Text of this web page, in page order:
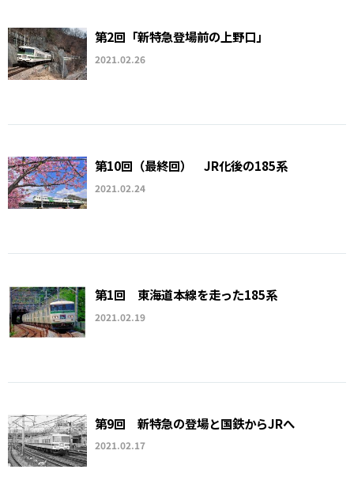
第2回「新特急登場前の上野口」
2021.02.26
第10回（最終回） JR化後の185系
2021.02.24
第1回 東海道本線を走った185系
2021.02.19
第9回 新特急の登場と国鉄からJRへ
2021.02.17